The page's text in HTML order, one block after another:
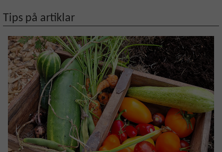
Tips på artiklar